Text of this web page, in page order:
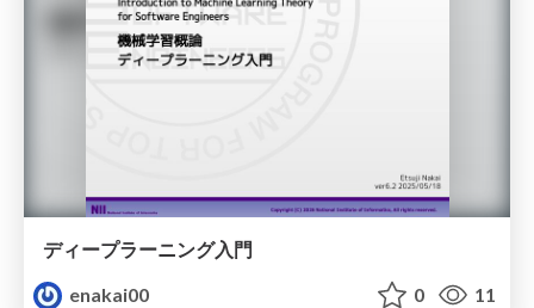
ディープラーニング入門
enakai00
0 11